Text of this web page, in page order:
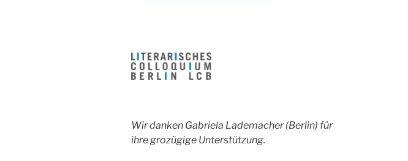
Wir danken Gabriela Lademacher (Berlin) für
ihre grozügige Unterstützung.